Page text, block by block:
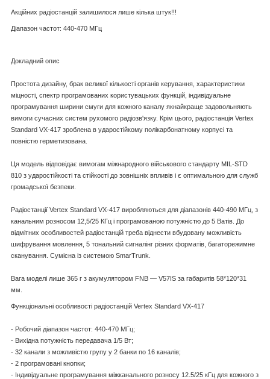
Акційних радіостанцій залишилося лише кілька штук!!!
Діапазон частот: 440-470 МГц
Докладний опис
Простота дизайну, брак великої кількості органів керування, характеристики
міцності, спектр програмованих користувацьких функцій, індивідуальне
програмування ширини смуги для кожного каналу якнайкраще задовольняють
вимоги сучасних систем рухомого радіозв'язку. Крім цього, радіостанція Vertex
Standard VX-417 зроблена в ударостійкому полікарбонатному корпусі та
повністю герметизована.
Ця модель відповідає вимогам міжнародного військового стандарту MIL-STD
810 з ударостійкості та стійкості до зовнішніх впливів і є оптимальною для служб
громадської безпеки.
Радіостанції Vertex Standard VX-417 виробляються для діапазонів 440-490 МГц, з
канальним розносом 12,5/25 КГц і програмованою потужністю до 5 Ватів. До
відмітних особливостей радіостанцій треба віднести вбудовану можливість
шифрування мовлення, 5 тональний сигналінг різних форматів, багаторежимне
сканування. Сумісна із системою SmarTrunk.
Вага моделі лише 365 г з акумулятором FNB — V57IS за габаритів 58*120*31
мм.
Функціональні особливості радіостанцій Vertex Standard VX-417
- Робочий діапазон частот: 440-470 МГц;
- Вихідна потужність передавача 1/5 Вт;
- 32 канали з можливістю групу у 2 банки по 16 каналів;
- 2 програмовані кнопки;
- Індивідуальне програмування міжканального розносу 12.5/25 кГц для кожного з